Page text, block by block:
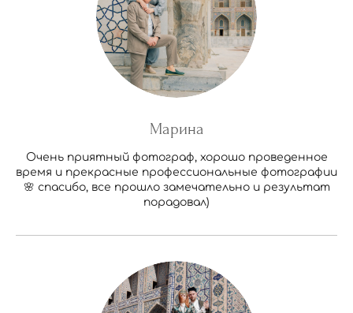
Марина
Очень приятный фотограф, хорошо проведенное
время и прекрасные профессиональные фотографии
🌸 спасибо, все прошло замечательно и результат
порадовал)